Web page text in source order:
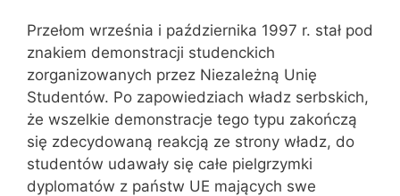
Przełom września i października 1997 r. stał pod
znakiem demonstracji studenckich
zorganizowanych przez Niezależną Unię
Studentów. Po zapowiedziach władz serbskich,
że wszelkie demonstracje tego typu zakończą
się zdecydowaną reakcją ze strony władz, do
studentów udawały się całe pielgrzymki
dyplomatów z państw UE mających swe